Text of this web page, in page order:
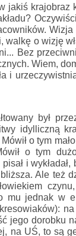
jakiś krajobraz
o wizję
Bez
Wiem,
i
był
idylliczną
o tym
o tym
i
Ale też
mu jednak w
jego dorobku
na UŚ, to są